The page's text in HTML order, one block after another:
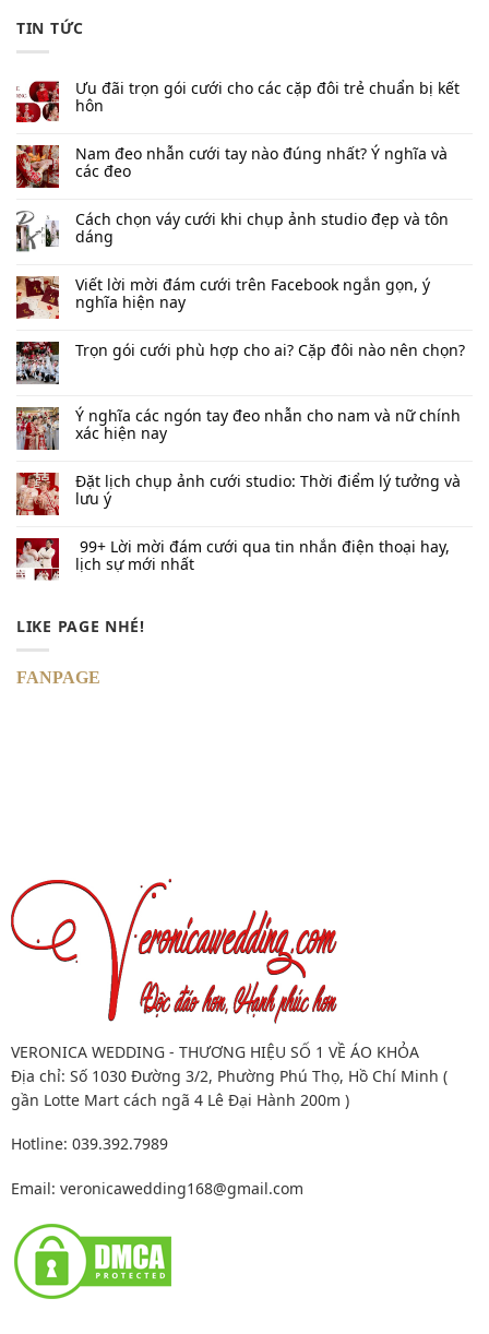
TIN TỨC
Ưu đãi trọn gói cưới cho các cặp đôi trẻ chuẩn bị kết
hôn
Nam đeo nhẫn cưới tay nào đúng nhất​? Ý nghĩa và
các đeo
Cách chọn váy cưới khi chụp ảnh studio đẹp và tôn
dáng
Viết lời mời đám cưới trên Facebook​ ngắn gọn, ý
nghĩa hiện nay
Trọn gói cưới phù hợp cho ai? Cặp đôi nào nên chọn?
Ý nghĩa các ngón tay đeo nhẫn cho nam và nữ chính
xác hiện nay
Đặt lịch chụp ảnh cưới studio: Thời điểm lý tưởng và
lưu ý
99+ Lời mời đám cưới qua tin nhắn​ điện thoại hay,
lịch sự mới nhất
LIKE PAGE NHÉ!
FANPAGE
VERONICA WEDDING - THƯƠNG HIỆU SỐ 1 VỀ ÁO KHỎA
Địa chỉ: Số 1030 Đường 3/2, Phường Phú Thọ, Hồ Chí Minh (
gần Lotte Mart cách ngã 4 Lê Đại Hành 200m )
Hotline: 039.392.7989
Email: veronicawedding168@gmail.com